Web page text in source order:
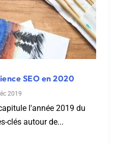
SEO en 2020
2019
l'année 2019 du
clés autour de...